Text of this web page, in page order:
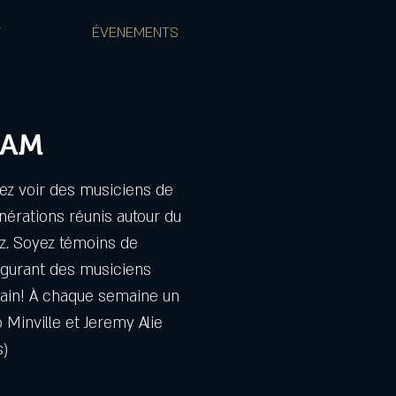
ÉVENEMENTS
voir des musiciens de
réunis autour du
Soyez témoins de
des musiciens
À chaque semaine un
et Jeremy Alie